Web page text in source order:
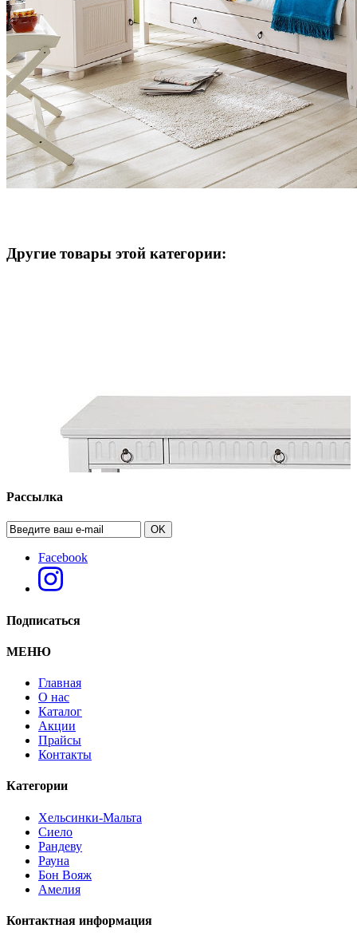
Другие товары этой категории:
Стол "Хельсинки 03"
Рассылка
OK
Facebook
Подписаться
МЕНЮ
Главная
О нас
Каталог
Акции
Прайсы
Контакты
Категории
Хельсинки-Мальта
Сиело
Рандеву
Рауна
Бон Вояж
Амелия
Контактная информация